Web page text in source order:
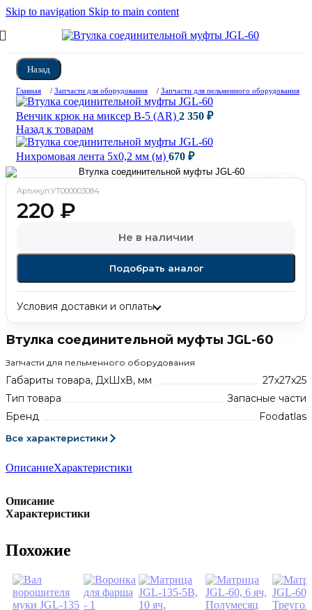
Skip to navigation Skip to main content
Назад
Главная / Запчасти для оборудования / Запчасти для пельменного оборудования
Венчик крюк на миксер B-5 (AR) 2 350 ₽
Назад к товарам
Нихромовая лента 5х0,2 мм (м) 670 ₽
Втулка соединительной муфты JGL-60
Запчасти для пельменного оборудования
Габариты товара, ДхШхВ, мм
27х27х25
Тип товара
Запасные части
Бренд
Foodatlas
Все характеристики
Артикул:УТ000003084
220 ₽
Не в наличии
Подобрать аналог
Условия доставки и оплаты
ОписаниеХарактеристики
Описание
Характеристики
Похожие